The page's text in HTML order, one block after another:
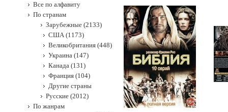
Все по алфавиту
По странам
Зарубежные (2133)
США (1173)
Великобритания (448)
Украина (147)
Канада (131)
Франция (104)
Другие страны
Русские (2012)
По жанрам